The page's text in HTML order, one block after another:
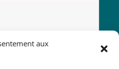
aux